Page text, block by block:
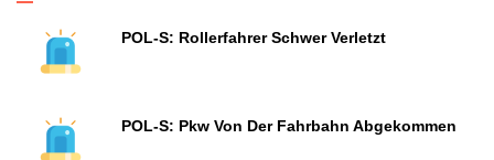
POL-S: Rollerfahrer Schwer Verletzt
POL-S: Pkw Von Der Fahrbahn Abgekommen